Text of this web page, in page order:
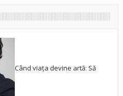
Când viața devine artă: Să